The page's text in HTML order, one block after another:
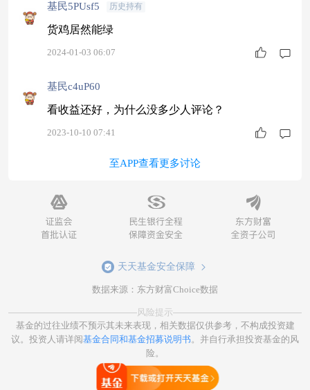
基民5PUsf5 历史持有
货鸡居然能绿
2024-01-03 06:07
基民c4uP60
看收益还好，为什么没多少人评论？
2023-10-10 07:41
至APP查看更多讨论
天天基金安全保障
数据来源：东方财富Choice数据
风险提示
基金的过往业绩不预示其未来表现，相关数据仅供参考，不构成投资建
议。投资人请详阅基金合同和基金招募说明书。并自行承担投资基金的风
险。
打开天天基金